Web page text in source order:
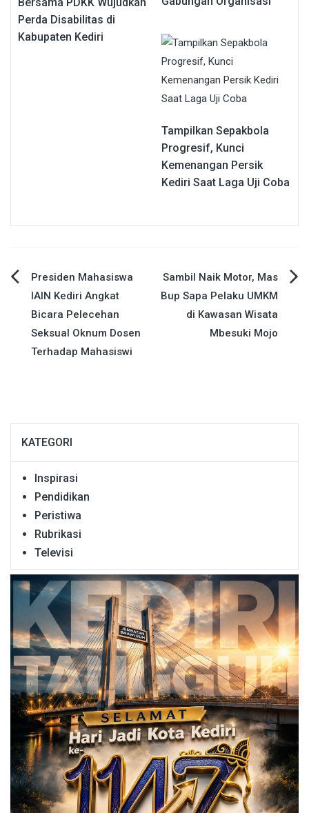
Perda Disabilitas di
Kabupaten Kediri
Tampilkan Sepakbola
Progresif, Kunci
Kemenangan Persik
Kediri Saat Laga Uji Coba
Navigasi
pos
Presiden Mahasiswa
IAIN Kediri Angkat
Bicara Pelecehan
Seksual Oknum Dosen
Terhadap Mahasiswi
Sambil Naik Motor, Mas
Bup Sapa Pelaku UMKM
di Kawasan Wisata
Mbesuki Mojo
KATEGORI
Inspirasi
Pendidikan
Peristiwa
Rubrikasi
Televisi